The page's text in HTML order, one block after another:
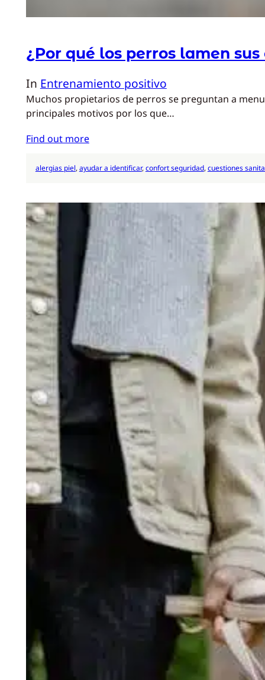
¿Por qué los perros lamen sus
In Entrenamiento positivo
Muchos propietarios de perros se preguntan a
principales motivos por los que…
Find out more
alergias piel, ayudar a identificar, confort seguridad, cuestiones